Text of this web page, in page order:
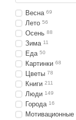
Весна 69
Лето 56
Осень 88
Зима 11
Еда 50
Картинки 68
Цветы 78
Книги 211
Люди 149
Города 16